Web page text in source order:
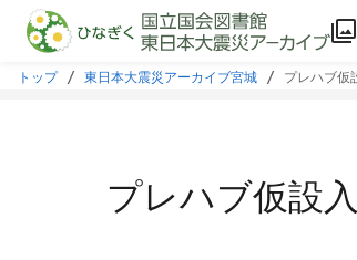
本文に飛ぶ
トップ 東日本大震災アーカイブ宮城 プレハブ仮
プレハブ仮設